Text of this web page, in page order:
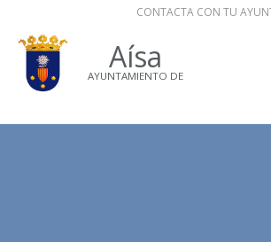
CONTACTA CON TU
Aísa
AYUNTAMIENTO DE